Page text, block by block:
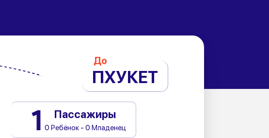
До
ПХУКЕТ
1 Пассажиры
0 Ребёнок - 0 Младенец